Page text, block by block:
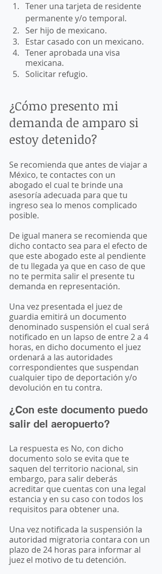
Tener una tarjeta de residente
permanente y/o temporal.
Ser hijo de mexicano.
Estar casado con un mexicano.
Tener aprobada una visa
mexicana.
Solicitar refugio.
¿Cómo presento mi
demanda de amparo si
estoy detenido?
Se recomienda que antes de viajar a
México, te contactes con un
abogado el cual te brinde una
asesoría adecuada para que tu
ingreso sea lo menos complicado
posible.
De igual manera se recomienda que
dicho contacto sea para el efecto de
que este abogado este al pendiente
de tu llegada ya que en caso de que
no te permita salir el presente tu
demanda en representación.
Una vez presentada el juez de
guardia emitirá un documento
denominado suspensión el cual será
notificado en un lapso de entre 2 a 4
horas, en dicho documento el juez
ordenará a las autoridades
correspondientes que suspendan
cualquier tipo de deportación y/o
devolución en tu contra.
¿Con este documento puedo
salir del aeropuerto?
La respuesta es No, con dicho
documento solo se evita que te
saquen del territorio nacional, sin
embargo, para salir deberás
acreditar que cuentas con una legal
estancia y en su caso con todos los
requisitos para obtener una.
Una vez notificada la suspensión la
autoridad migratoria contara con un
plazo de 24 horas para informar al
juez el motivo de tu detención.